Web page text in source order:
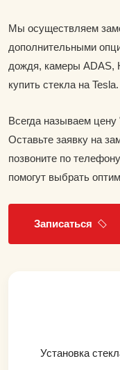
Мы осуществляем
дополнительными
дождя, камеры ADAS,
купить стекла на Tesla.
Всегда называем
Оставьте заявку на
позвоните по телефону
помогут выбрать
Записаться
Установка